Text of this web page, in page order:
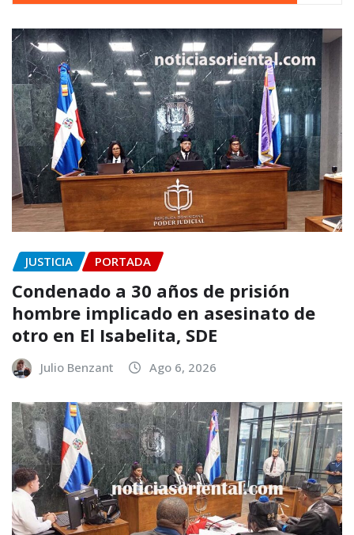
JUSTICIA PORTADA
Condenado a 30 años de prisión
hombre implicado en asesinato de
otro en El Isabelita, SDE
Julio Benzant Ago 6, 2026